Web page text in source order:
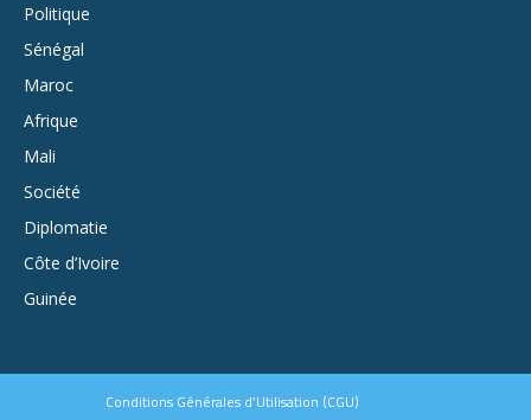
Politique
Sénégal
Maroc
Afrique
Mali
Société
Diplomatie
Côte d’Ivoire
Guinée
Conditions Générales d’Utilisation (CGU)